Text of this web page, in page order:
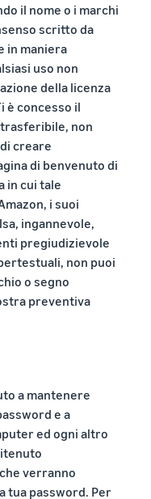
il nome o i marchi
scritto da
in maniera
uso non
della licenza
è concesso il
non
creare
di benvenuto di
in cui tale
i suoi
ingannevole,
pregiudizievole
non puoi
o segno
preventiva
a mantenere
e a
ed ogni altro
verranno
tua password. Per